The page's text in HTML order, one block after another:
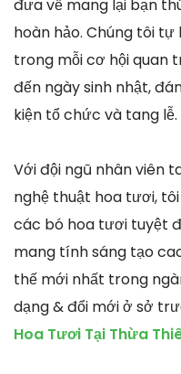
đưa về mang lại bạn
hoàn hảo. Chúng tôi
trong mỗi cơ hội quan
đến ngày sinh nhật,
kiện tổ chức và tang lễ.
Với đội ngũ nhân viên
nghệ thuật hoa tươi,
các bó hoa tươi tuyệt
mang tính sáng tạo
thế mới nhất trong
dạng & đổi mới ở sở
Hoa Tươi Tại Thừa